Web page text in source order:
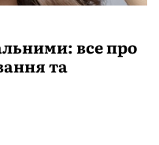
все про
та